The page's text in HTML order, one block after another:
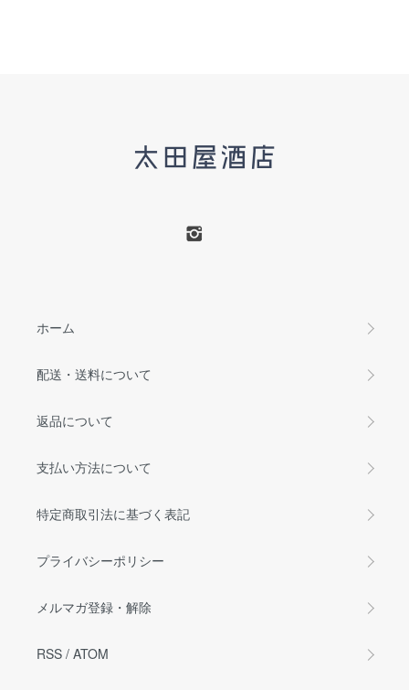
ホーム
配送・送料について
返品について
支払い方法について
特定商取引法に基づく表記
プライバシーポリシー
メルマガ登録・解除
RSS / ATOM